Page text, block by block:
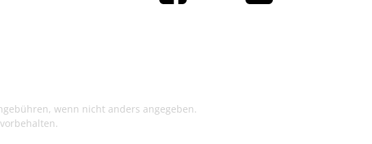
wenn nicht anders angegeben.